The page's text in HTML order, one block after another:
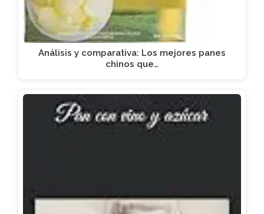
Análisis y comparativa: Los mejores panes
chinos que…